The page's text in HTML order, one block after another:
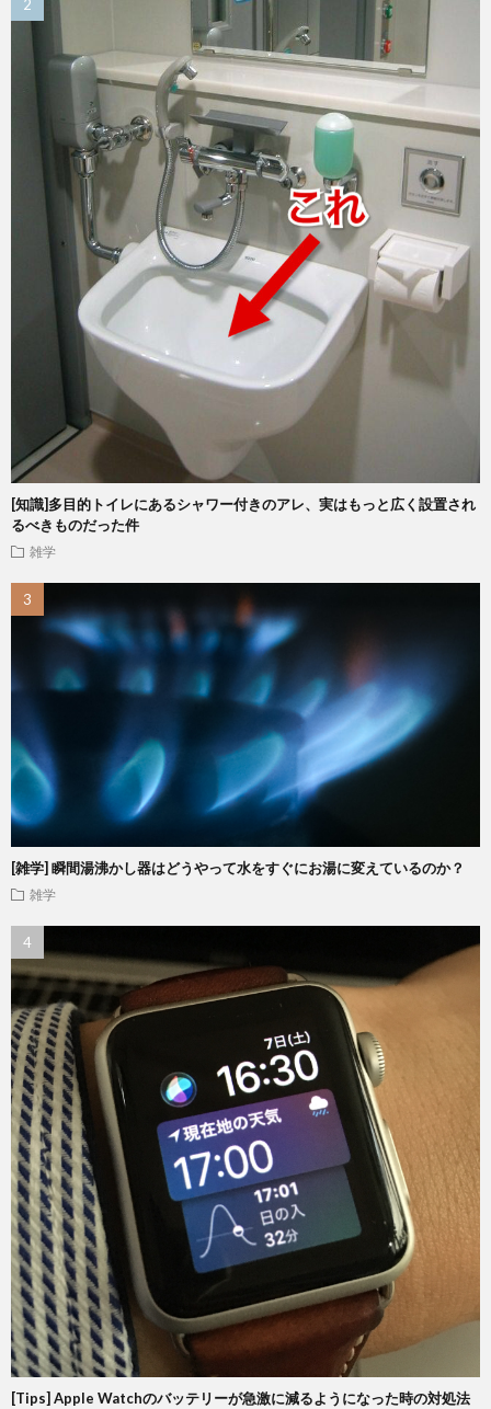
[知識]多目的トイレにあるシャワー付きのアレ、実はもっと広く設置され
るべきものだった件
雑学
[雑学] 瞬間湯沸かし器はどうやって水をすぐにお湯に変えているのか？
雑学
[Tips] Apple Watchのバッテリーが急激に減るようになった時の対処法